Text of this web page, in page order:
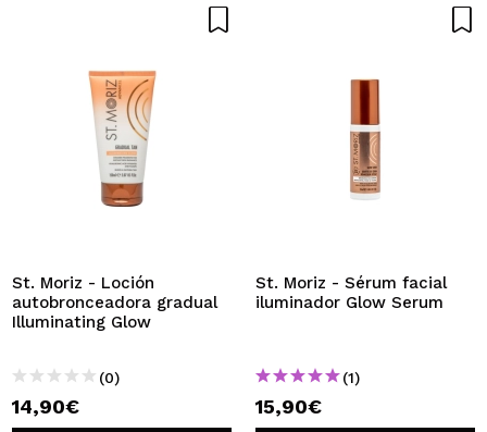
St. Moriz - Loción
autobronceadora gradual
Illuminating Glow
(0)
14,90€
St. Moriz - Sérum facial
iluminador Glow Serum
(1)
15,90€